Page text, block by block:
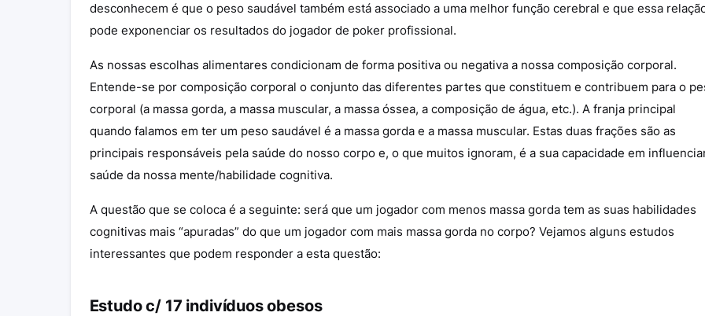
desconhecem é que o peso saudável também está associado a uma melhor função cerebral e que essa
pode exponenciar os resultados do jogador de poker profissional.
As nossas escolhas alimentares condicionam de forma positiva ou negativa a nossa composição corporal.
Entende-se por composição corporal o conjunto das diferentes partes que constituem e contribuem para o
corporal (a massa gorda, a massa muscular, a massa óssea, a composição de água, etc.). A franja principal
quando falamos em ter um peso saudável é a massa gorda e a massa muscular. Estas duas frações são as
principais responsáveis pela saúde do nosso corpo e, o que muitos ignoram, é a sua capacidade em
saúde da nossa mente/habilidade cognitiva.
A questão que se coloca é a seguinte: será que um jogador com menos massa gorda tem as suas habilidades
cognitivas mais “apuradas” do que um jogador com mais massa gorda no corpo? Vejamos alguns estudos
interessantes que podem responder a esta questão:
Estudo c/ 17 indivíduos obesos